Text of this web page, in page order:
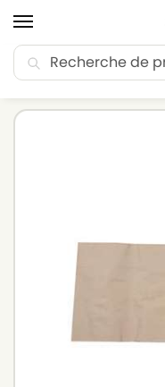
🚚 Livraison Point